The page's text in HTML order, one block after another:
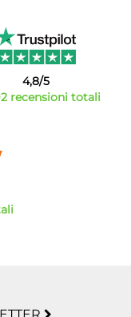
4,8/5
recensioni totali